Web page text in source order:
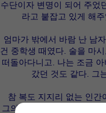
수단이자 변명이 되어 주었
라고 붙잡고 있게 해
엄마가 밖에서 바람 난 남
건 중학생 때였다. 술을 마
떠돌아다니고. 나는 조금
갔던 것도 같다. 그
참 복도 지지리 없는 인
그의 영정 앞에서 나는 나